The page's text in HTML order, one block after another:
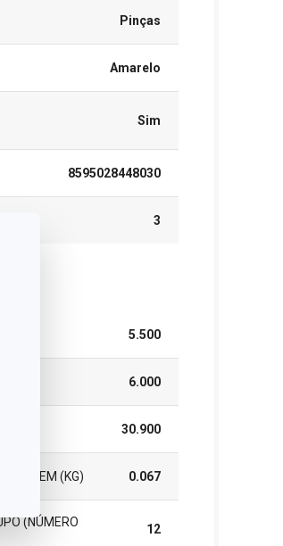
Pinças
Amarelo
Sim
8595028448030
3
5.500
6.000
30.900
(KG) 0.067
(NÚMERO
12